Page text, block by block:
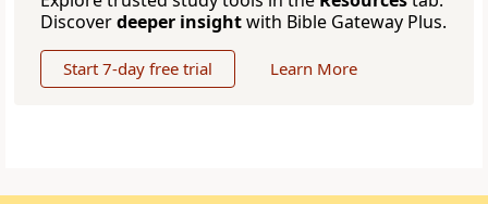
Discoverdeeper insightwith Bible Gateway Plus.
Start 7-day free trial Learn More